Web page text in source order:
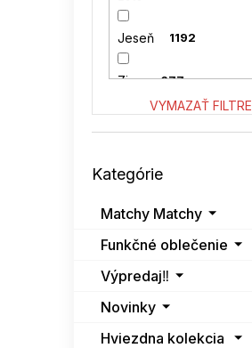
VENATON
VITON
Jeseň 1192
Zima 677
VYMAZAŤ FILTRE
kategórie
Kategórie
Matchy Matchy
Funkčné oblečenie
Výpredaj‼️
Novinky
Hviezdna kolekcia